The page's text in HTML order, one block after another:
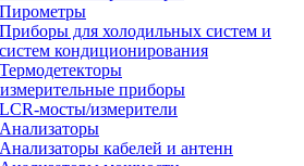
Пирометры
Приборы для холодильных систем и
систем кондиционирования
Термодетекторы
приборы
LCR-мосты/измерители
Анализаторы
Анализаторы кабелей и антенн